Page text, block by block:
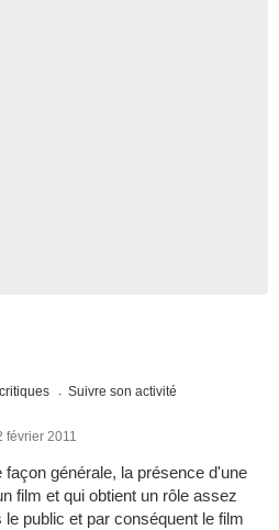
Suivre son activité
février 2011
générale, la présence d'une
film et qui obtient un rôle assez
public et par conséquent le film